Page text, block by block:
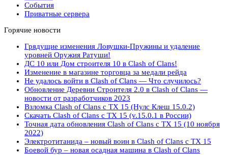
События
Приватные сервера
Горячие новости
Грядущие изменения Ловушки-Пружины и удаление
уровней Оружия Ратуши!
ДС 10 или Дом строителя 10 в Clash of Clans!
Изменение в магазине торговца за медали рейда
Не удалось войти в Clash of Clans — Что случилось?
Обновление Деревни Строителя 2.0 в Clash of Clans —
новости от разработчиков 2023
Взломка Clash of Clans с ТХ 15 (Нулс Клеш 15.0.2)
Скачать Clash of Clans с ТХ 15 (v.15.0.1 в России)
Точная дата обновления Clash of Clans с ТХ 15 (10 ноября
2022)
Электротитанида – новый воин в Clash of Clans с ТХ 15
Боевой бур – новая осадная машина в Clash of Clans